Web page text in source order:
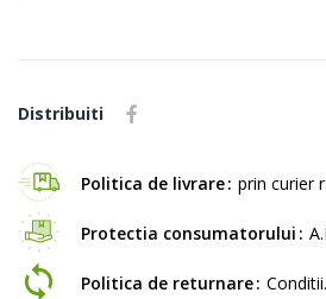
Distribuiti
Politica de livrare prin curier
Protectia consumatorului
Politica de returnare